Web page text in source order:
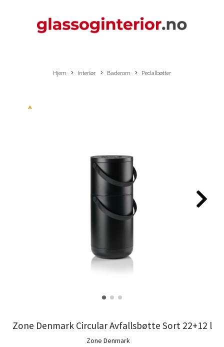
Hjem Interiør Baderom Pedalbøtter
Zone Denmark Circular Avfallsbøtte Sort 22+12 l
Zone Denmark